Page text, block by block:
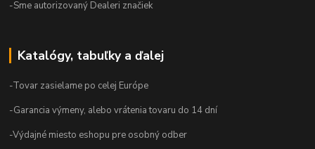
-Sme autorizovaný Dealeri značiek
Katalógy, tabuľky a ďalej
-Tovar zasielame po celej Európe
-Garancia výmeny, alebo vrátenia tovaru do 14 dní
-Výdajné miesto eshopu pre osobný odber